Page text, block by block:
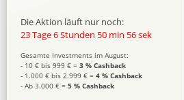
Die Aktion läuft nur noch:
23 Tage 6 Stunden 50 min 55 sek
Gesamte Investments im August:
- 10 € bis 999 € = 3 % Cashback
- 1.000 € bis 2.999 € = 4 % Cashback
- Ab 3.000 € = 5 % Cashback